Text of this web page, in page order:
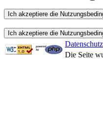
Datenschutz
Die Seite